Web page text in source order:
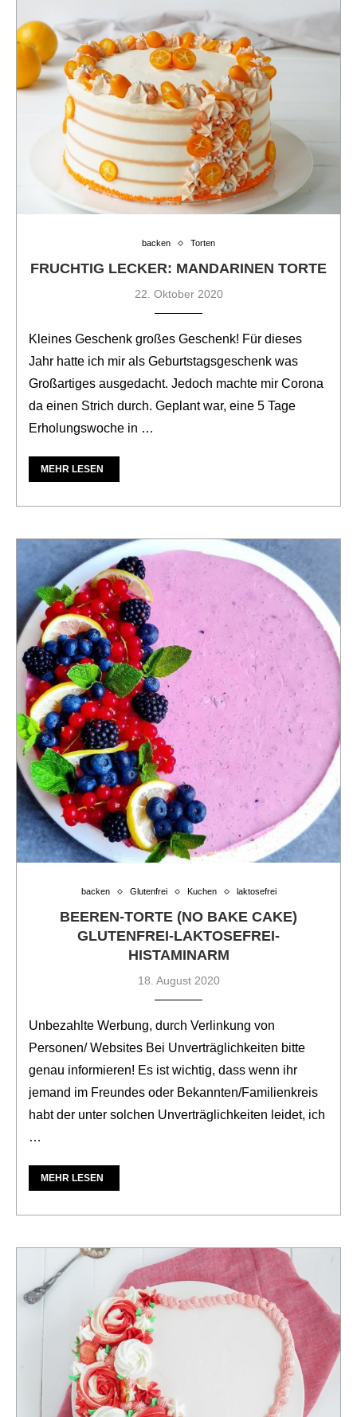
backen Torten
FRUCHTIG LECKER: MANDARINEN TORTE
22. Oktober 2020
Kleines Geschenk großes Geschenk! Für dieses
Jahr hatte ich mir als Geburtstagsgeschenk was
Großartiges ausgedacht. Jedoch machte mir Corona
da einen Strich durch. Geplant war, eine 5 Tage
Erholungswoche in …
MEHR LESEN
backen Glutenfrei Kuchen laktosefrei
BEEREN-TORTE (NO BAKE CAKE)
GLUTENFREI-LAKTOSEFREI-
HISTAMINARM
18. August 2020
Unbezahlte Werbung, durch Verlinkung von
Personen/ Websites Bei Unverträglichkeiten bitte
genau informieren! Es ist wichtig, dass wenn ihr
jemand im Freundes oder Bekannten/Familienkreis
habt der unter solchen Unverträglichkeiten leidet, ich
…
MEHR LESEN